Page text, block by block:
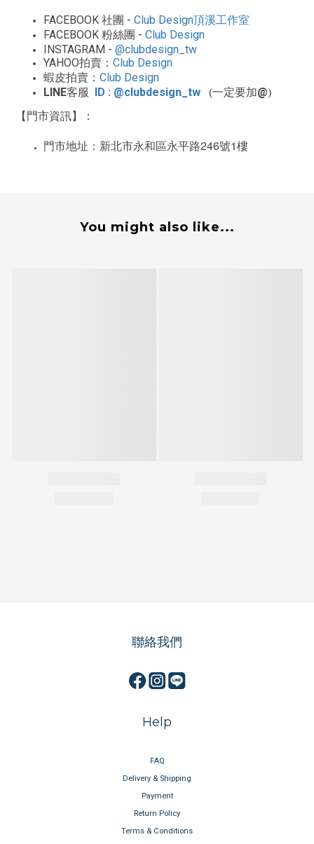
FACEBOOK 社團 - Club Design頂溪工作室
FACEBOOK 粉絲團 - Club Design
INSTAGRAM - @clubdesign_tw
YAHOO拍賣： Club Design
蝦皮拍賣： Club Design
LINE客服 ID : @clubdesign_tw (一定要加@)
【門市資訊】：
門市地址：新北市永和區永平路246號1樓
You might also like...
聯絡我們
Help
FAQ
Delivery & Shipping
Payment
Return Policy
Terms & Conditions